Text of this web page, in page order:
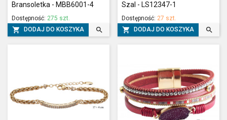
Bransoletka - MBB6001-4
Dostępność: 275 szt.
 DODAJ DO KOSZYKA 
Szal - LS12347-1
Dostępność: 27 szt.
 DODAJ DO KOSZYKA 